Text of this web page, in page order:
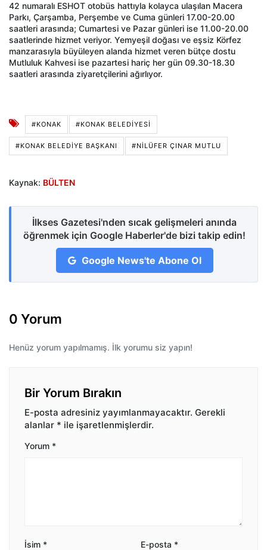
42 numaralı ESHOT otobüs hattıyla kolayca ulaşılan Macera
Parkı, Çarşamba, Perşembe ve Cuma günleri 17.00-20.00
saatleri arasında; Cumartesi ve Pazar günleri ise 11.00-20.00
saatlerinde hizmet veriyor. Yemyeşil doğası ve eşsiz Körfez
manzarasıyla büyüleyen alanda hizmet veren bütçe dostu
Mutluluk Kahvesi ise pazartesi hariç her gün 09.30-18.30
saatleri arasında ziyaretçilerini ağırlıyor.
#KONAK #KONAK BELEDIYESI
#KONAK BELEDIYE BAŞKANI #NILÜFER ÇINAR MUTLU
Kaynak: BÜLTEN
İlkses Gazetesi'nden sıcak gelişmeleri anında
öğrenmek için Google Haberler'de bizi takip edin!
Google News'te Abone Ol
0 Yorum
Henüz yorum yapılmamış. İlk yorumu siz yapın!
Bir Yorum Bırakın
E-posta adresiniz yayımlanmayacaktır. Gerekli
alanlar * ile işaretlenmişlerdir.
Yorum *
İsim * E-posta *